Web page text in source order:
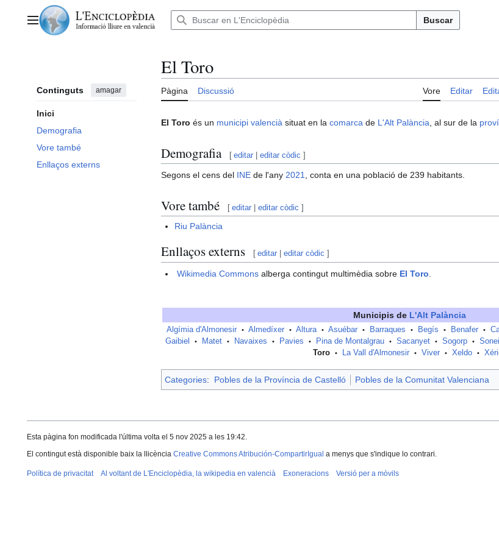
contingutMenú principal Buscar
Continguts amagar
Inici
Demografia
Vore també
Enllaços externs
El Toro
Pàgina Discussió Vore Editar
El Toro és un municipi valencià situat en la comarca de L'Alt Palància , al sur de la
Demografia [ editar |editar còdic ]
Segons el cens del INE de l'any 2021 , conta en una població de 239 habitants.
Vore també [ editar |editar còdic ]
Riu Palància
Enllaços externs [ editar |editar còdic ]
Wikimedia Commons alberga contingut multimèdia sobre El Toro
Municipis de L'Alt Palància
Algímia d'Almonesir • Almedíxer • Altura • Asuébar • Barraques • Begís • Benafer •
Gaibiel • Matet • Navaixes • Pavies • Pina de Montalgrau • Sacanyet • Sogorp •
Toro
• La Vall d'Almonesir • Viver • Xeldo •
Categories: Pobles de la Província de Castelló Pobles de la Comunitat Valenciana
Esta pàgina fon modificada l'última volta el 5 nov 2025 a les 19:42.
El contingut està disponible baix la llicència Creative Commons Atribución-CompartirIgual a menys que s'indique lo contrari.
Política de privacitat Al voltant de L'Enciclopèdia, la wikipedia en valencià Exoneracions Versió per a mòvils